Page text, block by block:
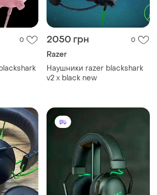
0 2050 грн 0
Razer
Наушники razer blackshark
v2 x black new